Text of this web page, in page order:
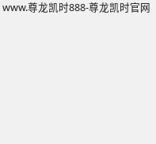
www.尊龙凯时888-尊龙凯时官网